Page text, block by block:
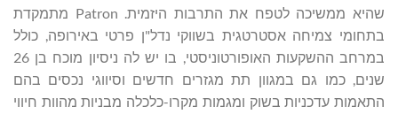
שהיא ממשיכה לטפח את התרבות היזמית. Patron מתמקדת
בתחומי צמיחה אסטרטגית בשווקי נדל"ן פרטי באירופה, כולל
במרחב ההשקעות האופורטוניסטי, בו יש לה ניסיון מוכח בן 26
שנים, כמו גם במגוון תת מגזרים חדשים וסיווגי נכסים בהם
התאמות עדכניות בשוק ומגמות מקרו-כלכלה מבניות מהוות חיווי